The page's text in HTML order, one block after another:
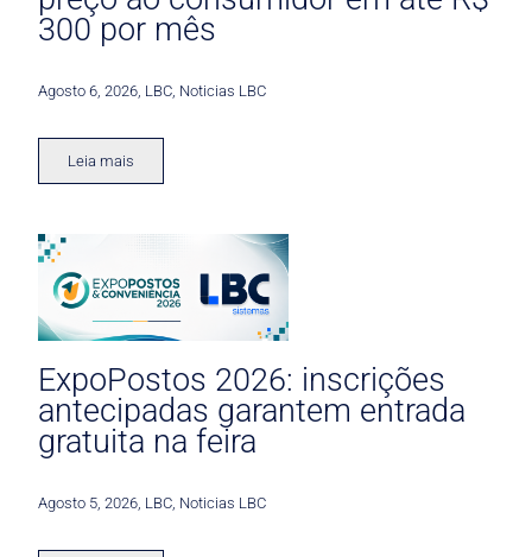
300 por mês
Agosto 6, 2026 LBC Noticias LBC
Leia mais
ExpoPostos 2026: inscrições
antecipadas garantem entrada
gratuita na feira
Agosto 5, 2026 LBC Noticias LBC